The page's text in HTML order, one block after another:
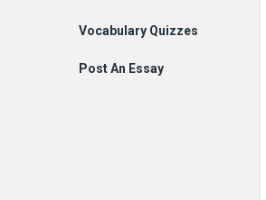
Vocabulary Quizzes
Post An Essay